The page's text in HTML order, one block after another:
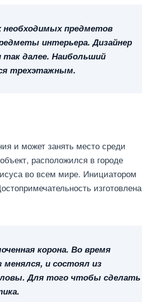
необходимых предметов
интерьера. Дизайнер
далее. Наибольший
трехэтажным.
и может занять место среди
расположился в городе
во всем мире. Инициатором
изготовлена
корона. Во время
и состоял из
Для того чтобы сделать